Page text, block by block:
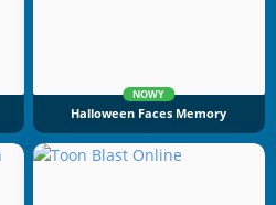
NOWY
Halloween Faces Memory